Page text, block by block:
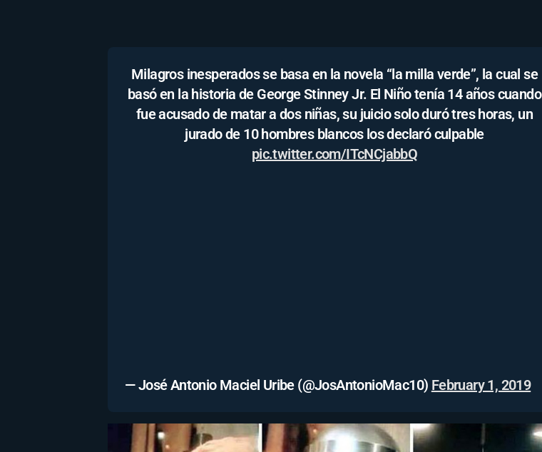
Milagros inesperados se basa en la novela “la milla verde”, la cual se
basó en la historia de George Stinney Jr. El Niño tenía 14 años cuando
fue acusado de matar a dos niñas, su juicio solo duró tres horas, un
jurado de 10 hombres blancos los declaró culpable
pic.twitter.com/ITcNCjabbQ
— José Antonio Maciel Uribe (@JosAntonioMac10) February 1, 2019